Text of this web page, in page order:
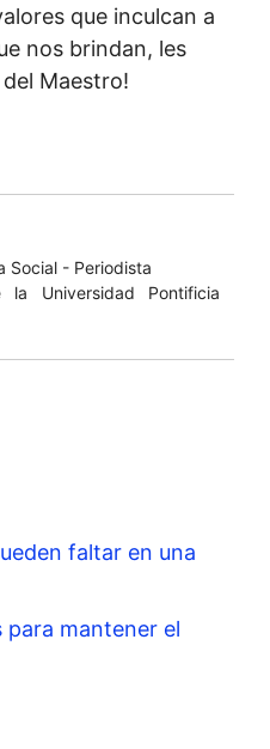
que inculcan a
nos brindan, les
del Maestro!
Social - Periodista
la Universidad Pontificia
faltar en una
para mantener el